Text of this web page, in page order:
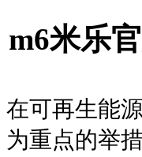
m6米乐
在可再生能
为重点的举